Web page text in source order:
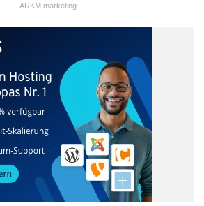
ARKM.marketing